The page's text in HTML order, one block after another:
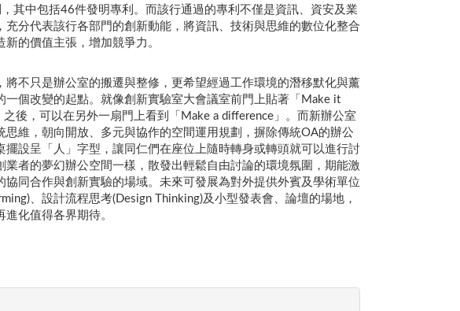
其中包括46件發明專利。而該行通過的專利不僅是資訊、資安及業
分代表該行各部門的創新動能，將資訊、技術與思維的數位化整合
的價值主張，增加競爭力。
不只是辦公室的搬遷與整修，更希望經過工作環境的潛移默化與薰
個改變的起點。就像創新實驗室大會議室前門上貼著「Make it
後，可以在另外一扇門上看到「Make a difference」。而新辦公室
維，朝向開放、多元與協作的空間運用規劃，摒除傳統OA的辦公
設呈「人」字型，讓同仁們在座位上隨時轉身或轉頭就可以進行討
者的夢幻辦公空間一樣，散發出輕鬆自由討論的環境氛圍，期能激
同合作與創新實驗的場域。未來可發展為對外提供外賓及學術單位
、設計流程思考(Design Thinking)及小型發表會、論壇的場地，
化值得各界期待。